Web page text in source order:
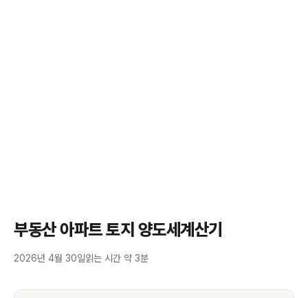
부동산 아파트 토지 양도세계산기
2026년 4월 30일읽는 시간 약 3분